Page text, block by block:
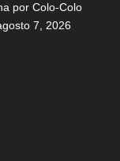
por Colo-Colo
7, 2026